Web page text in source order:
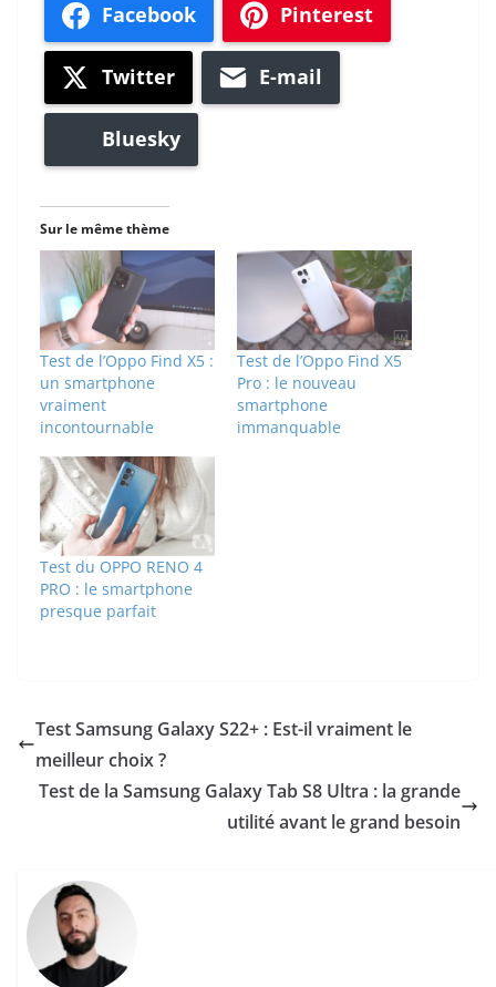
Facebook Pinterest
Twitter E-mail
Bluesky
Sur le même thème
Test de l’Oppo Find X5 :
un smartphone
vraiment
incontournable
Test de l’Oppo Find X5
Pro : le nouveau
smartphone
immanquable
Test du OPPO RENO 4
PRO : le smartphone
presque parfait
Test Samsung Galaxy S22+ : Est-il vraiment le
meilleur choix ?
Test de la Samsung Galaxy Tab S8 Ultra : la grande
utilité avant le grand besoin